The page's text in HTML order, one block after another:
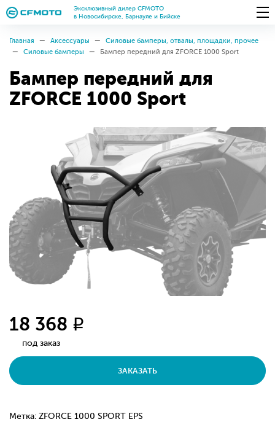
Эксклюзивный дилер CFMOTO
в Новосибирске, Барнауле и Бийске
Главная Аксессуары
Силовые бамперы, отвалы, площадки, прочее
Силовые бамперы
Бампер передний для ZFORCE 1000 Sport
Бампер передний для
ZFORCE 1000 Sport
18 368 q
под заказ
ЗАКАЗАТЬ
Метка: ZFORCE 1000 SPORT EPS